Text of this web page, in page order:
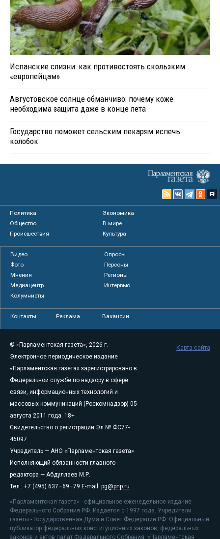
Испанские слизни: как противостоять скользким
«европейцам»
Августовское солнце обманчиво: почему коже
необходима защита даже в конце лета
Государство поможет сельским пекарям испечь
колобок
Политика
Экономика
Общество
В мире
Происшествия
Культура
Видео
Опросы
Фото
Персоны
Мнения
Регионы
Медиацентр
Интервью
Колумнисты
Контакты Реклама Вакансии
© «Парламентская газета», 2026 г.
Электронное периодическое издание
«Парламентская газета» зарегистрировано в
Федеральной службе по надзору в сфере
связи, информационных технологий и
массовых коммуникаций (Роскомнадзор) 05
августа 2011 года. 18+
Свидетельство о регистрации Эл № ФС77-
46097
Учредитель — АНО «Парламентская газета»
Исполняющий обязанности главного
редактора — Абдуллаев М.Р.
Тел.: +7 (495) 637–69–79 E-mail: pg@pnp.ru
«Парламентская газета» - официальное еженедельное издание
Федерального Собрания РФ. Издается с 1997 года. Учредители
газеты - Государственная Дума и Совет Федерации РФ. Официальный
публикатор федеральных конституционных законов, федеральных
законов и актов палат Федерального Собрания. «Парламентская
Карта сайта